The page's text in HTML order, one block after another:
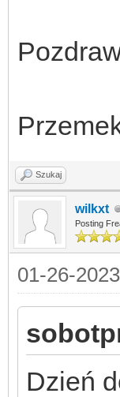
Szukaj
wilkxt
Posting
01-26-
Dzień